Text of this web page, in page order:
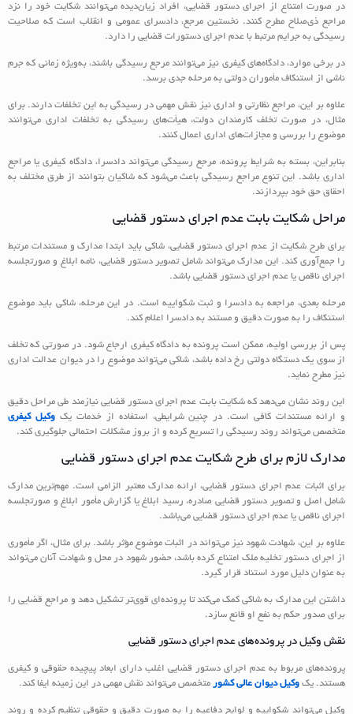
در صورت امتناع از اجرای دستور قضایی، افراد زیان‌دیده می‌توانند شکایت خود را نزد
مراجع ذی‌صلاح مطرح کنند. نخستین مرجع، دادسرای عمومی و انقلاب است که صلاحیت
رسیدگی به جرایم مرتبط با عدم اجرای دستورات قضایی را دارد.
در برخی موارد، دادگاه‌های کیفری نیز می‌توانند مرجع رسیدگی باشند، به‌ویژه زمانی که جرم
ناشی از استنکاف مأموران دولتی به مرحله جدی برسد.
علاوه بر این، مراجع نظارتی و اداری نیز نقش مهمی در رسیدگی به این تخلفات دارند. برای
مثال، در صورت تخلف کارمندان دولت، هیأت‌های رسیدگی به تخلفات اداری می‌توانند
موضوع را بررسی و مجازات‌های اداری اعمال کنند.
بنابراین، بسته به شرایط پرونده، مرجع رسیدگی می‌تواند دادسرا، دادگاه کیفری یا مراجع
اداری باشد. این تنوع مراجع رسیدگی باعث می‌شود که شاکیان بتوانند از طرق مختلف به
احقاق حق خود بپردازند.
مراحل شکایت بابت عدم اجرای دستور قضایی
برای طرح شکایت از عدم اجرای دستور قضایی، شاکی باید ابتدا مدارک و مستندات مرتبط
را جمع‌آوری کند. این مدارک می‌تواند شامل تصویر دستور قضایی، نامه ابلاغ و صورتجلسه
اجرای ناقص یا عدم اجرای دستور قضایی باشد.
مرحله بعدی، مراجعه به دادسرا و ثبت شکواییه است. در این مرحله، شاکی باید موضوع
استنکاف را به صورت دقیق و مستند به دادسرا اعلام کند.
پس از بررسی اولیه، ممکن است پرونده به دادگاه کیفری ارجاع شود. در صورتی که تخلف
از سوی یک دستگاه دولتی رخ داده باشد، شاکی می‌تواند موضوع را در دیوان عدالت اداری
نیز مطرح نماید.
این روند نشان می‌دهد که شکایت بابت عدم اجرای دستور قضایی نیازمند طی مراحل دقیق
و ارائه مستندات کافی است. در چنین شرایطی، استفاده از خدمات یکوکیل کیفری
متخصص می‌تواند روند رسیدگی را تسریع کرده و از بروز مشکلات احتمالی جلوگیری کند.
مدارک لازم برای طرح شکایت عدم اجرای دستور قضایی
برای اثبات عدم اجرای دستور قضایی، ارائه مدارک معتبر الزامی است. مهم‌ترین مدارک
شامل اصل و تصویر دستور قضایی صادره، رسید ابلاغ یا گزارش مأمور ابلاغ و صورتجلسه
اجرای ناقص یا عدم اجرای دستور قضایی می‌باشد.
علاوه بر این، شهادت شهود نیز می‌تواند در اثبات موضوع مؤثر باشد. برای مثال، اگر مأموری
از اجرای دستور تخلیه ملک امتناع کرده باشد، حضور شهود در محل و شهادت آنان می‌تواند
به عنوان دلیل مورد استناد قرار گیرد.
داشتن این مدارک به شاکی کمک می‌کند تا پرونده‌ای قوی‌تر تشکیل دهد و مراجع قضایی را
برای صدور حکم به نفع او قانع سازد.
نقش وکیل در پرونده‌های عدم اجرای دستور قضایی
پرونده‌های مربوط به عدم اجرای دستور قضایی اغلب دارای ابعاد پیچیده حقوقی و کیفری
هستند. یک وکیل دیوان عالی کشور متخصص می‌تواند نقش مهمی در این زمینه ایفا کند.
وکیل می‌تواند شکواییه و لوایح دفاعیه را به صورت دقیق و حقوقی تنظیم کرده و روند